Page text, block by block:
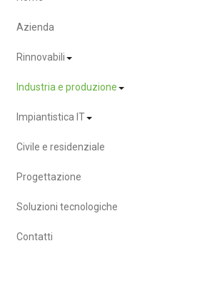
Azienda
Rinnovabili
Industria e produzione
Impiantistica IT
Civile e residenziale
Progettazione
Soluzioni tecnologiche
Contatti